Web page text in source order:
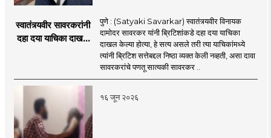
स्वातंत्र्यवीर सावरकरांनी
दहा दया याचिका दाखल
निष्ठा व्यक्त केली नाही’!
पणतू सात्यकी सावरकर
यांनी न्यायालयात सादर
केला दावा
पुणे : (Satyaki Savarkar) स्वातंत्र्यवीर विनायक
दामोदर सावरकर यांनी ब्रिटिशांकडे दहा दया याचिका
दाखल केल्या होत्या, हे सत्य असले तरी त्या याचिकांमध्ये
त्यांनी ब्रिटिश सत्तेबद्दल निष्ठा व्यक्त केली नव्हती, असा दावा
सावरकरांचे पणतू सात्यकी सावरकर ..
१६ जून २०२६